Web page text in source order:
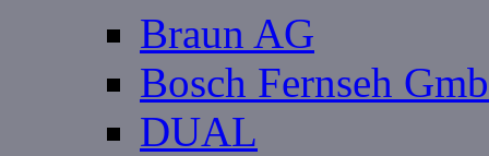
Braun AG
Bosch Fernseh
DUAL